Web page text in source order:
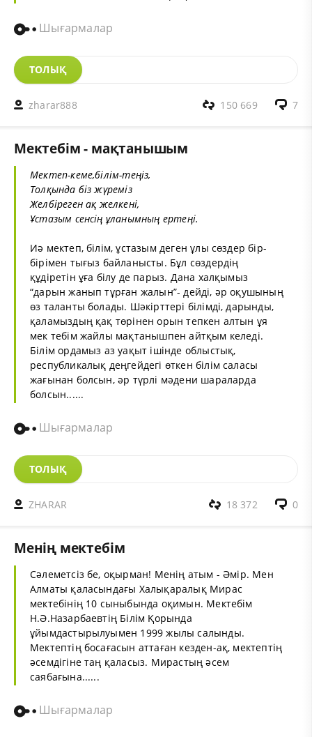
Шығармалар
ТОЛЫҚ
zharar888 7
150 669
Мектебім - мақтанышым
Мектеп-кеме,білім-теңіз,
Толқында біз жүреміз
Желбіреген ақ желкені,
Ұстазым сенсің ұланымның ертеңі.
Иә мектеп, білім, ұстазым деген ұлы сөздер бір-
бірімен тығыз байланысты. Бұл сөздердің
құдіретін ұға білу де парыз. Дана халқымыз
“дарын жанып тұрған жалын”- дейді, әр оқушының
өз таланты болады. Шәкірттері білімді, дарынды,
қаламыздың қақ төрінен орын тепкен алтын ұя
мек тебім жайлы мақтанышпен айтқым келеді.
Білім ордамыз аз уақыт ішінде облыстық,
республикалық деңгейдегі өткен білім саласы
жағынан болсын, әр түрлі мәдени шараларда
болсын......
Шығармалар
ТОЛЫҚ
ZHARAR 0
18 372
Менің мектебім
Сәлеметсіз бе, оқырман! Менің атым - Әмір. Мен
Алматы қаласындағы Халықаралық Мирас
мектебінің 10 сыныбында оқимын. Мектебім
Н.Ә.Назарбаевтің Білім Қорында
ұйымдастырылуымен 1999 жылы салынды.
Мектептің босағасын аттаған кезден-ақ, мектептің
әсемдігіне таң қаласыз. Мирастың әсем
саябағына......
Шығармалар